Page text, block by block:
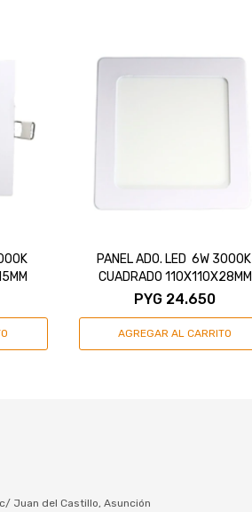
PANEL ADO. LED 6W 3000K
CUADRADO 110X110X28MM
PYG 24.650
Juan del Castillo, Asunción